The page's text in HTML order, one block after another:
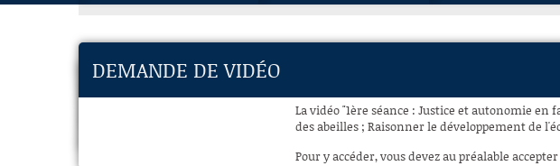
DEMANDE DE VIDÉO
La vidéo "1ère séance : Justice et autonomie
des abeilles ; Raisonner le développement de
Pour y accéder, vous devez au préalable